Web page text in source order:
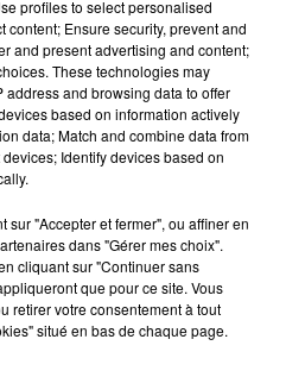
après un contrôle
profiles to select personalised
content; Ensure security, prevent and
and present advertising and content;
These technologies may
and browsing data to offer
based on information actively
data; Match and combine data from
Identify devices based on
sur "Accepter et fermer", ou affiner en
dans "Gérer mes choix".
cliquant sur "Continuer sans
que pour ce site. Vous
retirer votre consentement à tout
situé en bas de chaque page.